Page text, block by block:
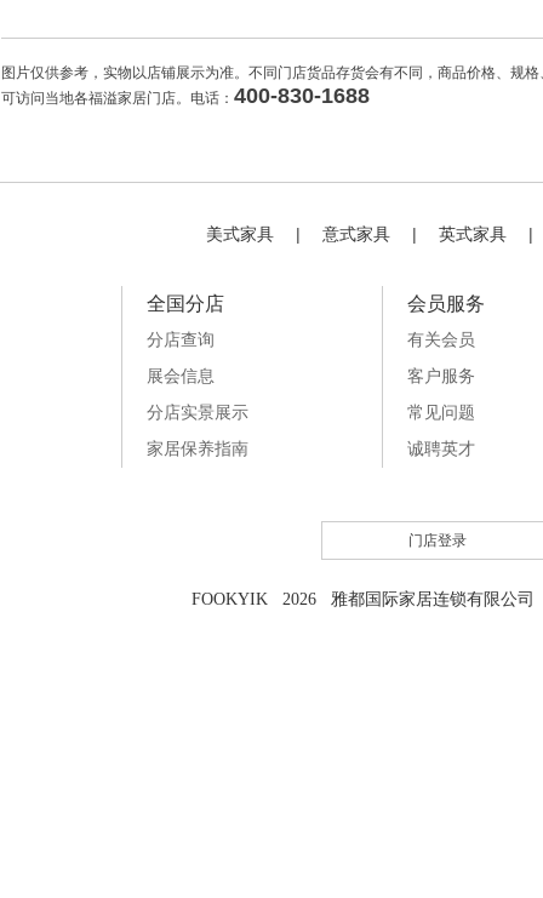
图片仅供参考，实物以店铺展示为准。不同门店货品存货会有不同，商品价格、规
可访问当地各福溢家居门店。电话： 400-830-1688
美式家具 | 意式家具 | 英式家具 |
全国分店
分店查询
展会信息
分店实景展示
家居保养指南
会员服务
有关会员
客户服务
常见问题
诚聘英才
门店登录
FOOKYIK 2026 雅都国际家居连锁有限公司